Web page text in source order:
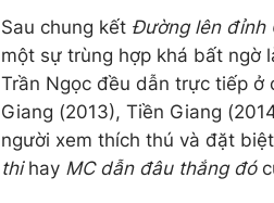
Sau chung kết Đường lên đỉnh
một sự trùng hợp khá bất ngờ
Trần Ngọc đều dẫn trực tiếp ở
Giang (2013), Tiền Giang
người xem thích thú và đặt
thi hay MC dẫn đâu thắng đó